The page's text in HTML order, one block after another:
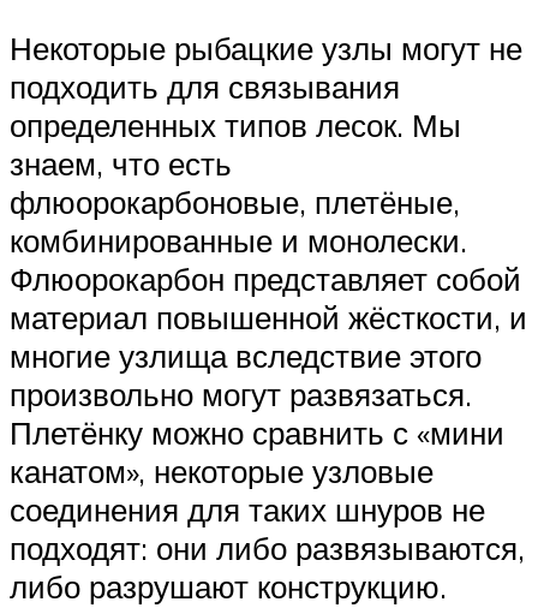
Некоторые рыбацкие узлы могут не
подходить для связывания
определенных типов лесок. Мы
знаем, что есть
флюорокарбоновые, плетёные,
комбинированные и монолески.
Флюорокарбон представляет собой
материал повышенной жёсткости, и
многие узлища вследствие этого
произвольно могут развязаться.
Плетёнку можно сравнить с «мини
канатом», некоторые узловые
соединения для таких шнуров не
подходят: они либо развязываются,
либо разрушают конструкцию.